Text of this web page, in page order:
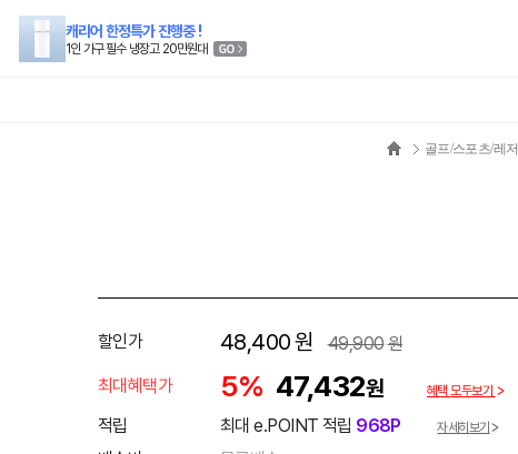
캐리어 한정특가 진행중 !
1인 가구 필수 냉장고 20만원대
골프/스포츠/레저
할인가 48,400원 49,900원
최대혜택가
5% 47,432원 혜택 모두보기
적립 최대 e.POINT 적립 968P 자세히보기